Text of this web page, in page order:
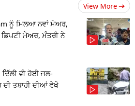
View More
ਨੂੰ ਮਿਲਆ ਨਵਾਂ ਮੇਅਰ,
ਮੇਅਰ, ਮੰਤਰੀ ਨੇ
ਵੀ ਹੋਈ ਜਲ-
ਦੀ ਤਬਾਹੀ ਦੀਆਂ ਵੇਖੋ